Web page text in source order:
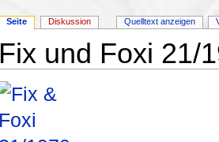
Fix und Foxi 21/
Seite Diskussion Quelltext anzeigen